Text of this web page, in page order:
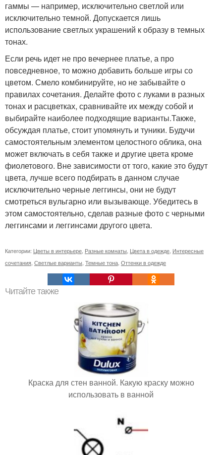
гаммы — например, исключительно светлой или
исключительно темной. Допускается лишь
использование светлых украшений к образу в темных
тонах.
Если речь идет не про вечернее платье, а про
повседневное, то можно добавить больше игры со
цветом. Смело комбинируйте, но не забывайте о
правилах сочетания. Делайте фото с луками в разных
тонах и расцветках, сравнивайте их между собой и
выбирайте наиболее подходящие варианты.Также,
обсуждая платье, стоит упомянуть и туники. Будучи
самостоятельным элементом целостного облика, она
может включать в себя также и другие цвета кроме
фиолетового. Вне зависимости от того, какие это будут
цвета, лучше всего подбирать в данном случае
исключительно черные леггинсы, они не будут
смотреться вульгарно или вызывающе. Убедитесь в
этом самостоятельно, сделав разные фото с черными
леггинсами и леггинсами другого цвета.
Категории: Цветы в интерьере, Разные комнаты, Цвета в одежде, Интересные
сочетания, Светлые варианты, Темные тона, Оттенки в одежде
Читайте также
Краска для стен ванной. Какую краску можно
использовать в ванной